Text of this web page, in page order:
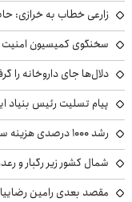
زارعی خطاب به خرازی:
سخنگوی کمیسیون امنیت
دلال‌ها جای داروخانه را
پیام تسلیت رئیس بنیاد
رشد ۱۰۰۰ درصدی هزینه ساخت مسکن؛ هزینه ساخت هر متر خانه چقدر است؟
شمال کشور زیر رگبار و
مقصد بعدی رامین